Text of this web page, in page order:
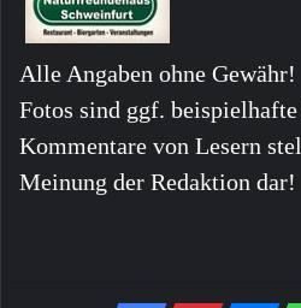
Alle Angaben ohne Gewähr!
Fotos sind ggf.
Kommentare von Lesern
Meinung der Redaktion dar!